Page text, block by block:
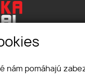
+421 904 216
KONTAKT
nám pomáhajú